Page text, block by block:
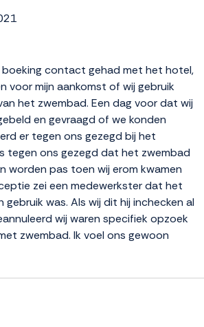
boeking contact gehad met het hotel,
voor mijn aankomst of wij gebruik
het zwembad. Een dag voor dat wij
en gevraagd of we konden
er tegen ons gezegd bij het
tegen ons gezegd dat het zwembad
worden pas toen wij erom kwamen
zei een medewerkster dat het
gebruik was. Als wij dit hij inchecken al
wij waren specifiek opzoek
zwembad. Ik voel ons gewoon